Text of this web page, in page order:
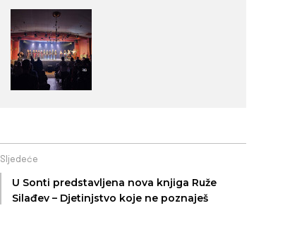
Sljedeće
U Sonti predstavljena nova knjiga Ruže
Silađev – Djetinjstvo koje ne poznaješ